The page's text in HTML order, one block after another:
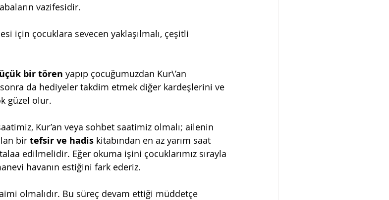
vazifesidir.
için çocuklara sevecen yaklaşılmalı, çeşitli
bir tören yapıp çocuğumuzdan Kur\’an
da hediyeler takdim etmek diğer kardeşlerini ve
güzel olur.
Kur’an veya sohbet saatimiz olmalı; ailenin
bir tefsir ve hadis kitabından en az yarım saat
edilmelidir. Eğer okuma işini çocuklarımız sırayla
havanın estiğini fark ederiz.
olmalıdır. Bu süreç devam ettiği müddetçe